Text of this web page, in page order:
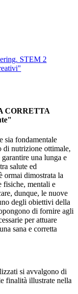
STEM 2
CORRETTA
sia fondamentale
di nutrizione ottimale,
una lunga e
salute ed
ormai dimostrata la
fisiche, mentali e
dunque, le nuove
degli obiettivi della
di fornire agli
per attuare
sana e corretta
si avvalgono di
finalità illustrate nella